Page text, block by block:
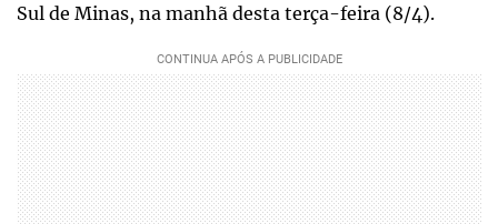
Sul de Minas, na manhã desta terça-feira (8/4).